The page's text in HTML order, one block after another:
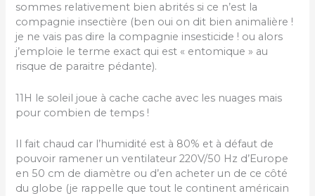
sommes relativement bien abrités si ce n’est la
compagnie insectière (ben oui on dit bien animalière !
je ne vais pas dire la compagnie insesticide ! ou alors
j’emploie le terme exact qui est « entomique » au
risque de paraitre pédante).
11H le soleil joue à cache cache avec les nuages mais
pour combien de temps !
Il fait chaud car l’humidité est à 80% et à défaut de
pouvoir ramener un ventilateur 220V/50 Hz d’Europe
en 50 cm de diamètre ou d’en acheter un de ce côté
du globe (je rappelle que tout le continent américain